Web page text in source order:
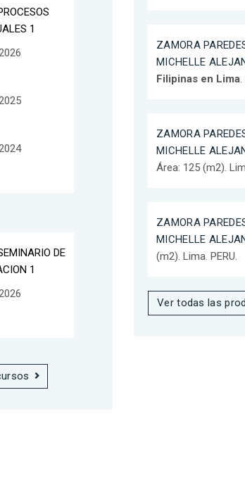
1
DE
1
ZAMORA
MICHELLE
Filipinas en Lima.
ZAMORA
MICHELLE
Área: 125 (m2).
ZAMORA
MICHELLE
(m2). Lima. PERU.
Ver todas las